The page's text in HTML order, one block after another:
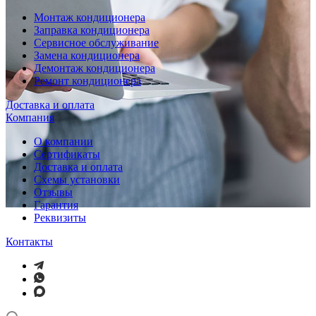
Монтаж кондиционера
Заправка кондиционера
Сервисное обслуживание
Замена кондиционера
Демонтаж кондиционера
Ремонт кондиционера
Доставка и оплата
Компания
О компании
Сертификаты
Доставка и оплата
Схемы установки
Отзывы
Гарантия
Реквизиты
Контакты